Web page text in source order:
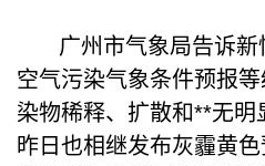
广州市气象局告诉
空气污染气象条件预报
染物稀释、扩散和**无明
昨日也相继发布灰霾黄